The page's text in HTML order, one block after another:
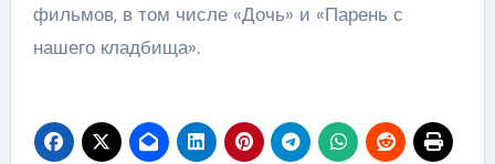
фильмов, в том числе «Дочь» и «Парень с
нашего кладбища».